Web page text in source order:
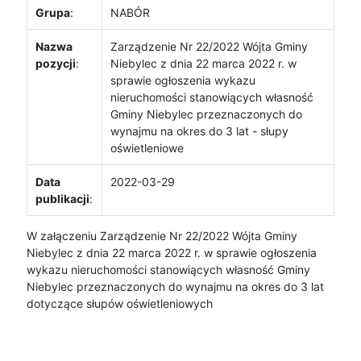
Grupa: NABÓR
Nazwa
pozycji:
Zarządzenie Nr 22/2022 Wójta Gminy
Niebylec z dnia 22 marca 2022 r. w
sprawie ogłoszenia wykazu
nieruchomości stanowiących własność
Gminy Niebylec przeznaczonych do
wynajmu na okres do 3 lat - słupy
oświetleniowe
Data
publikacji:
2022-03-29
W załączeniu Zarządzenie Nr 22/2022 Wójta Gminy
Niebylec z dnia 22 marca 2022 r. w sprawie ogłoszenia
wykazu nieruchomości stanowiących własność Gminy
Niebylec przeznaczonych do wynajmu na okres do 3 lat
dotyczące słupów oświetleniowych